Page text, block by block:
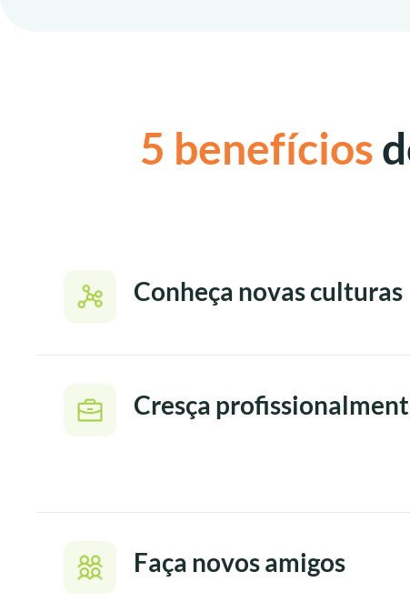
5 benefícios
Conheça novas culturas
Cresça
Faça novos amigos